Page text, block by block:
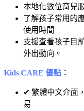
本地化數位育兒
了解孩子常用的
使用時間
支援查看孩子目
外出動向。
Kids CARE 優點 ：
✔ 繁體中文介面
易